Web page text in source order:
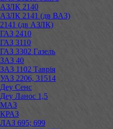
АЗЛК 2140
АЗЛК 2141 (дв ВАЗ)
2141 (дв АЗЛК)
ГАЗ 2410
ГАЗ 3110
ГАЗ 3302 Газель
ЗАЗ 40
ЗАЗ 1102 Таврія
УАЗ 2206, 31514
Деу Сенс
Деу Ланос 1,5
МАЗ
КРАЗ
ЛАЗ 695; 699